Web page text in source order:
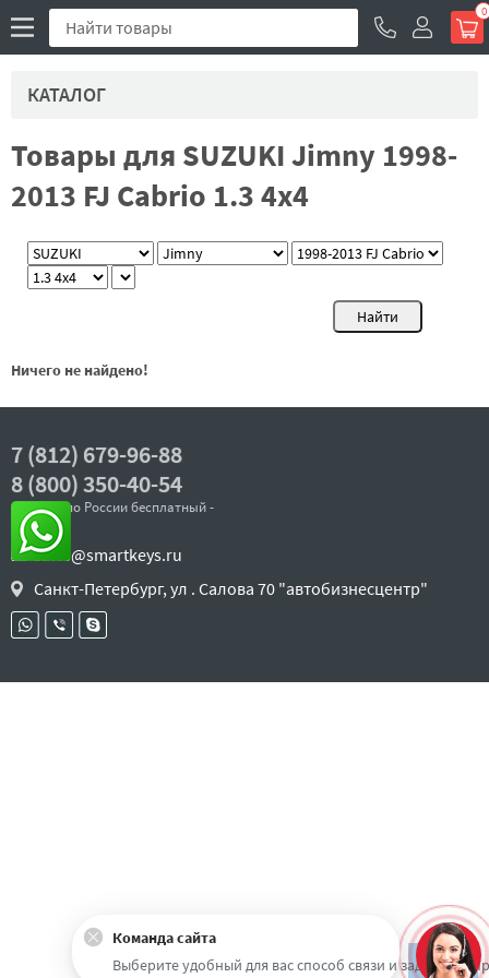
0
КАТАЛОГ
Товары для SUZUKI Jimny 1998-
2013 FJ Cabrio 1.3 4x4
Ничего не найдено!
7 (812) 679-96-88
8 (800) 350-40-54
- звонок по России бесплатный -
sales@smartkeys.ru
Санкт-Петербург, ул . Салова 70 "автобизнесцентр"
Наверх
Команда сайта
Выберите удобный для вас способ связи и задайте